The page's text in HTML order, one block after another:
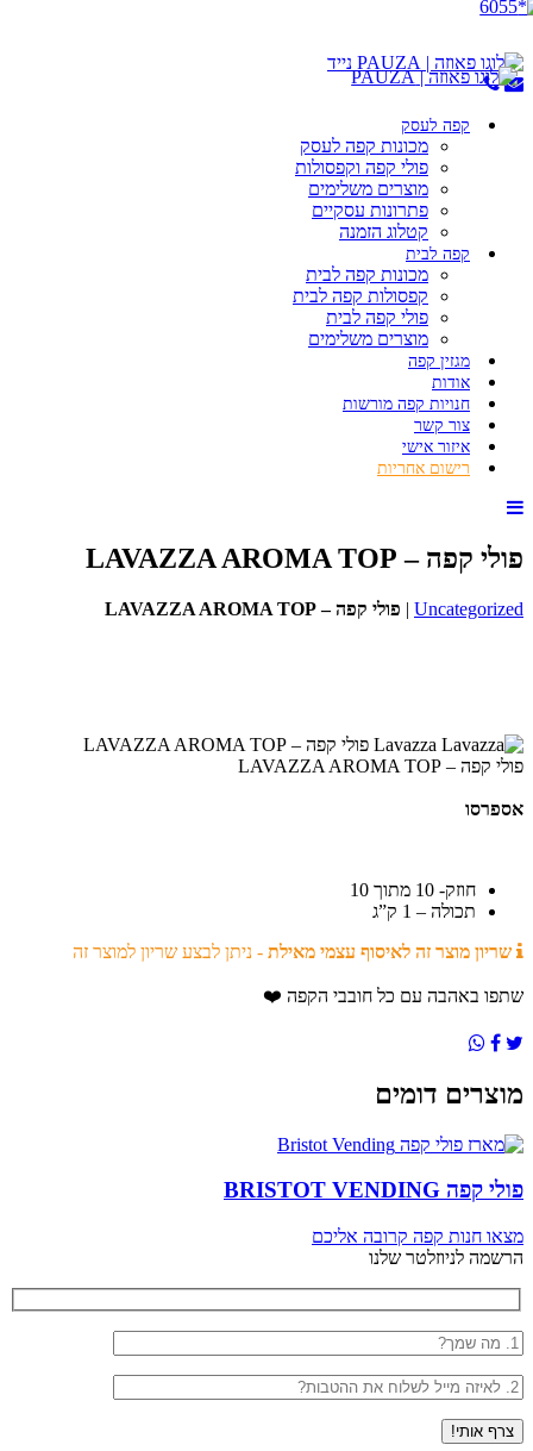
קפה לעסק
מכונות קפה לעסק
פולי קפה וקפסולות
מוצרים משלימים
פתרונות עסקיים
קטלוג הזמנה
קפה לבית
מכונות קפה לבית
קפסולות קפה לבית
פולי קפה לבית
מוצרים משלימים
מגזין קפה
אודות
חנויות קפה מורשות
צור קשר
איזור אישי
רישום אחריות
פולי קפה – LAVAZZA AROMA TOP
Uncategorized
| פולי קפה – LAVAZZA AROMA TOP
Lavazza פולי קפה – LAVAZZA AROMA TOP
פולי קפה – LAVAZZA AROMA TOP
אספרסו
חוזק- 10 מתוך 10
תכולה – 1 ק”ג
שריון מוצר זה לאיסוף עצמי מאילת - ניתן לבצע שריון למוצר זה
שתפו באהבה עם כל חובבי הקפה ❤️
מוצרים דומים
פולי קפה BRISTOT VENDING
מצאו חנות קפה קרובה אליכם
הרשמה לניוזלטר שלנו